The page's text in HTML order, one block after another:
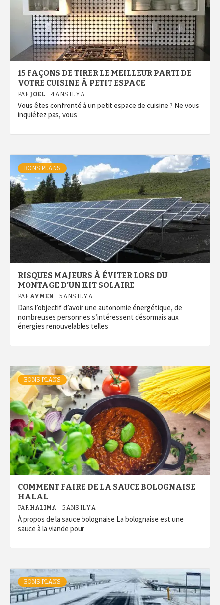
15 FAÇONS DE TIRER LE MEILLEUR PARTI DE
VOTRE CUISINE À PETIT ESPACE
PAR JOEL 4 ANS IL Y A
Vous êtes confronté à un petit espace de cuisine ? Ne vous
inquiétez pas, vous
BONS PLANS
RISQUES MAJEURS À ÉVITER LORS DU
MONTAGE D’UN KIT SOLAIRE
PAR AYMEN 5 ANS IL Y A
Dans l’objectif d’avoir une autonomie énergétique, de
nombreuses personnes s’intéressent désormais aux
énergies renouvelables telles
BONS PLANS
COMMENT FAIRE DE LA SAUCE BOLOGNAISE
HALAL
PAR HALIMA 5 ANS IL Y A
À propos de la sauce bolognaise La bolognaise est une
sauce à la viande pour
BONS PLANS